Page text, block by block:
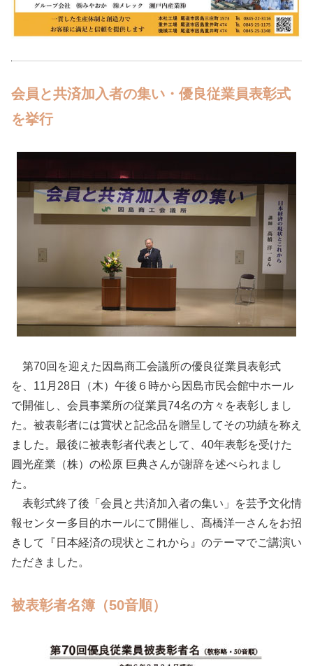
会員と共済加入者の集い・優良従業員表彰式
を挙行
第70回を迎えた因島商工会議所の優良従業員表彰式
を、11月28日（木）午後６時から因島市民会館中ホール
で開催し、会員事業所の従業員74名の方々を表彰しまし
た。被表彰者には賞状と記念品を贈呈してその功績を称え
ました。最後に被表彰者代表として、40年表彰を受けた
圓光産業（株）の松原 巨典さんが謝辞を述べられまし
た。
表彰式終了後「会員と共済加入者の集い」を芸予文化情
報センター多目的ホールにて開催し、髙橋洋一さんをお招
きして『日本経済の現状とこれから』のテーマでご講演い
ただきました。
被表彰者名簿（50音順）